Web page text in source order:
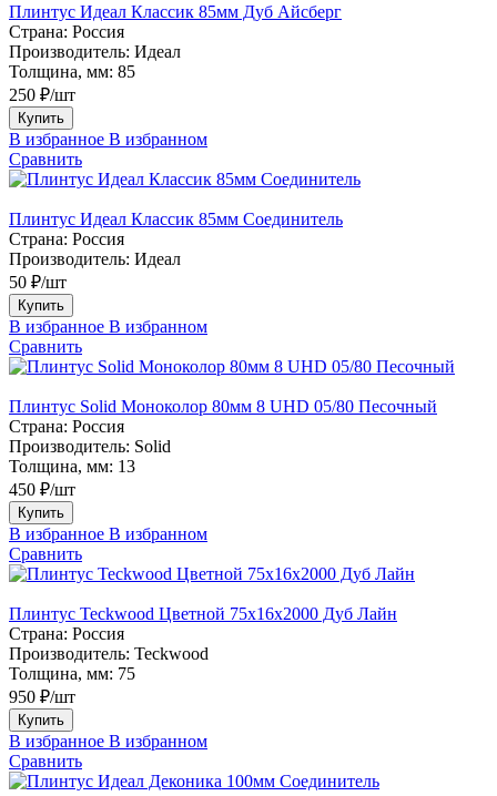
Плинтус Идеал Классик 85мм Дуб Айсберг
Страна: Россия
Производитель: Идеал
Толщина, мм: 85
250 ₽/шт
Купить
В избранное В избранном
Сравнить
Плинтус Идеал Классик 85мм Соединитель
Страна: Россия
Производитель: Идеал
50 ₽/шт
Купить
В избранное В избранном
Сравнить
Плинтус Solid Моноколор 80мм 8 UHD 05/80 Песочный
Страна: Россия
Производитель: Solid
Толщина, мм: 13
450 ₽/шт
Купить
В избранное В избранном
Сравнить
Плинтус Teckwood Цветной 75х16х2000 Дуб Лайн
Страна: Россия
Производитель: Teckwood
Толщина, мм: 75
950 ₽/шт
Купить
В избранное В избранном
Сравнить